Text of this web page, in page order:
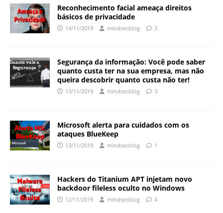
Reconhecimento facial ameaça direitos
básicos de privacidade
14/11/2019 mindsecblog 3
Segurança da informação: Você pode saber
quanto custa ter na sua empresa, mas não
queira descobrir quanto custa não ter!
13/11/2019 mindsecblog 3
Microsoft alerta para cuidados com os
ataques BlueKeep
13/11/2019 mindsecblog 1
Hackers do Titanium APT injetam novo
backdoor fileless oculto no Windows
12/11/2019 mindsecblog 4